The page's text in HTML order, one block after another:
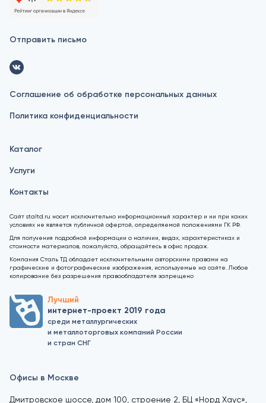
Отправить письмо
Соглашение об обработке персональных данных
Политика конфиденциальности
Каталог
Услуги
Контакты
Сайт staltd.ru носит исключительно информационный характер и ни при каких
условиях не является публичной офертой, определяемой положениями ГК РФ.
Для получения подробной информации о наличии, видах, характеристиках и
стоимости материалов, пожалуйста, обращайтесь в офис продаж.
Компания Сталь ТД обладает исключительными авторскими правами на
графические и фотографические изображения, используемые на сайте. Любое
копирование без разрешения правообладателя запрещено
Лучший
интернет-проект 2019 года
среди металлургических
и металлоторговых компаний России
и стран СНГ
Офисы в Москве
Дмитровское шоссе, дом 100, строение 2, БЦ «Норд Хаус»,